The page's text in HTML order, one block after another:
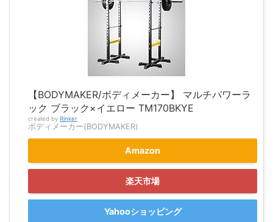
【BODYMAKER/ボディメーカー】 マルチパワーラ
ック ブラック×イエロー TM170BKYE
created by Rinker
ボディメーカー(BODYMAKER)
Amazon
楽天市場
Yahooショッピング